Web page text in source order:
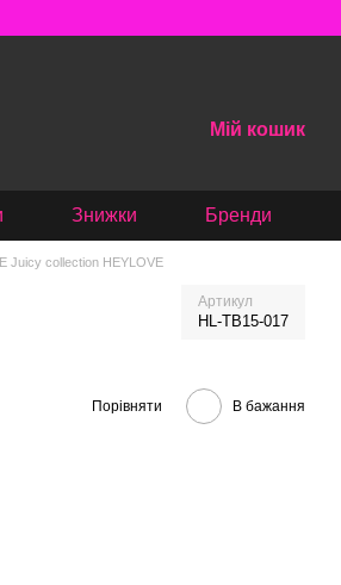
Мій кошик
Знижки Бренди
Juicy collection HEYLOVE
Артикул
HL-TB15-017
Порівняти В бажання